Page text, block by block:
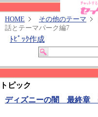
HOME その他のテーマ
話とテーマパーク編7
ﾄﾋﾟｯｸ作成
トピック
ディズニーの闇 最終章